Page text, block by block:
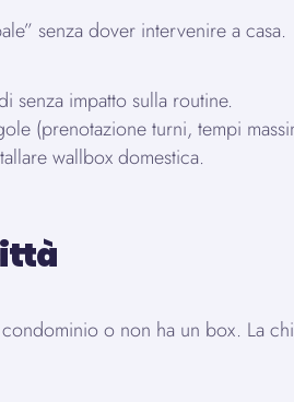
senza dover intervenire a casa.
senza impatto sulla routine.
(prenotazione turni, tempi
wallbox domestica.
o non ha un box. La